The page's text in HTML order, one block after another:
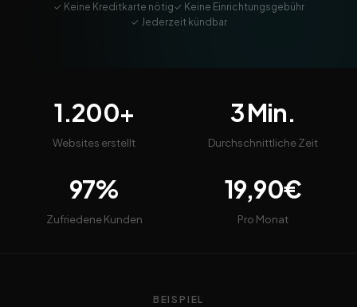
✓ Keine Kreditkarte nötig✓ Keine Einrichtungsgebühr
✓ Jederzeit kündbar
1.200+
Websites erstellt
3 Min.
Durchschnittliche Zeit
97%
Zufriedene Kunden
19,90€
Pro Monat
BEISPIEL